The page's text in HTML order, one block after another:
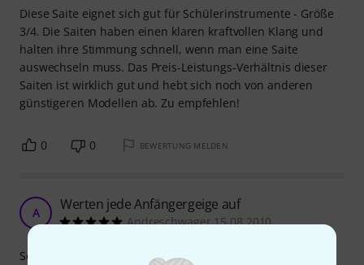
Diese Saite eignet sich gut für Schülerinstrumente - Größe
3/4. Die Saiten haben einen klaren kraftvollen Klang und
halten ihre Stimmung schnell, wenn man eine Saite
auswechseln muss. Das Preis-Leistungs-Verhältnis dieser
Saiten ist wirklich gut und hebt sich noch von anderen
günstigeren Modellen ab. Zu empfehlen!
0 0 BEWERTUNG MELDEN
A Werten jede Anfängergeige auf
Andreschwager 15.08.2010
Sound